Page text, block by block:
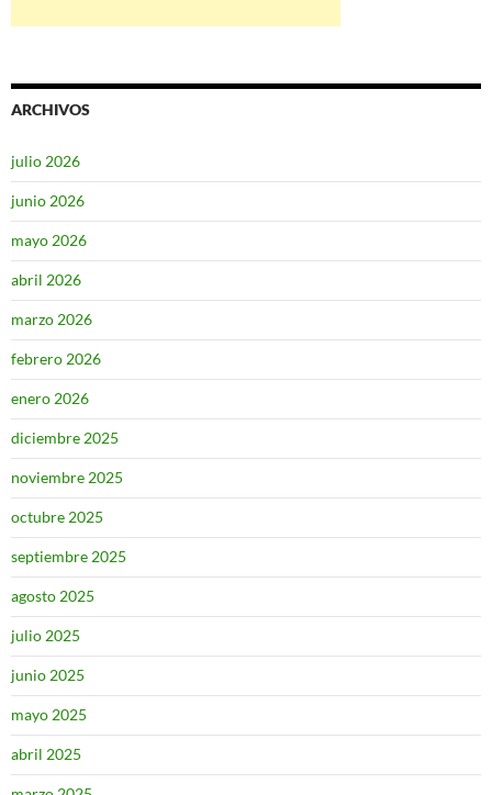
ARCHIVOS
julio 2026
junio 2026
mayo 2026
abril 2026
marzo 2026
febrero 2026
enero 2026
diciembre 2025
noviembre 2025
octubre 2025
septiembre 2025
agosto 2025
julio 2025
junio 2025
mayo 2025
abril 2025